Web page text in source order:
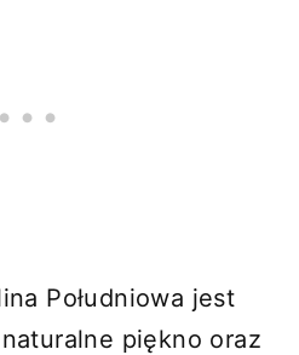
Południowa jest
piękno oraz